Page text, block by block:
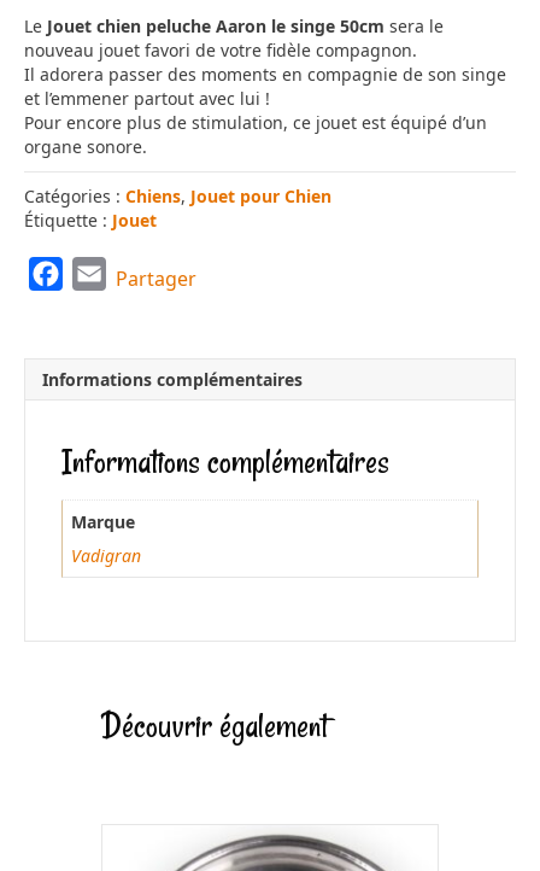
Le Jouet chien peluche Aaron le singe 50cm sera le
nouveau jouet favori de votre fidèle compagnon.
Il adorera passer des moments en compagnie de son singe
et l’emmener partout avec lui !
Pour encore plus de stimulation, ce jouet est équipé d’un
organe sonore.
Catégories : Chiens, Jouet pour Chien
Étiquette : Jouet
e
b
o
o
k
i
l
Partager
Informations complémentaires
Informations complémentaires
Marque
Vadigran
Découvrir également